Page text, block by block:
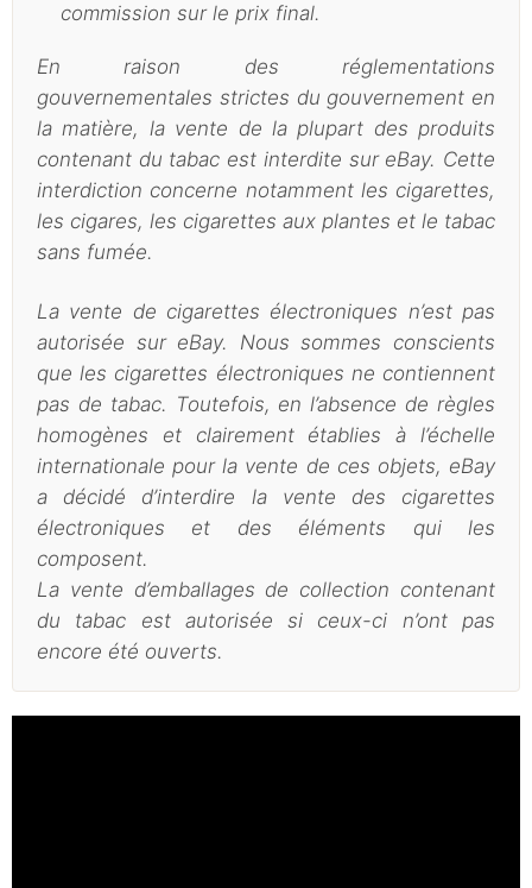
commission sur le prix final.
En raison des réglementations
gouvernementales strictes du gouvernement en
la matière, la vente de la plupart des produits
contenant du tabac est interdite sur eBay. Cette
interdiction concerne notamment les cigarettes,
les cigares, les cigarettes aux plantes et le tabac
sans fumée.
La vente de cigarettes électroniques n’est pas
autorisée sur eBay. Nous sommes conscients
que les cigarettes électroniques ne contiennent
pas de tabac. Toutefois, en l’absence de règles
homogènes et clairement établies à l’échelle
internationale pour la vente de ces objets, eBay
a décidé d’interdire la vente des cigarettes
électroniques et des éléments qui les
composent.
La vente d’emballages de collection contenant
du tabac est autorisée si ceux-ci n’ont pas
encore été ouverts.